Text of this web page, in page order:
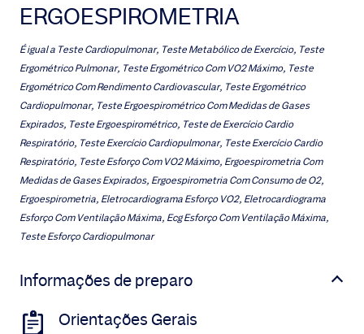
ERGOESPIROMETRIA
É igual a Teste Cardiopulmonar, Teste Metabólico de Exercício, Teste
Ergométrico Pulmonar, Teste Ergométrico Com VO2 Máximo, Teste
Ergométrico Com Rendimento Cardiovascular, Teste Ergométrico
Cardiopulmonar, Teste Ergoespirométrico Com Medidas de Gases
Expirados, Teste Ergoespirométrico, Teste de Exercício Cardio
Respiratório, Teste Exercício Cardiopulmonar, Teste Exercício Cardio
Respiratório, Teste Esforço Com VO2 Máximo, Ergoespirometria Com
Medidas de Gases Expirados, Ergoespirometria Com Consumo de O2,
Ergoespirometria, Eletrocardiograma Esforço VO2, Eletrocardiograma
Esforço Com Ventilação Máxima, Ecg Esforço Com Ventilação Máxima,
Teste Esforço Cardiopulmonar
Informações de preparo
Orientações Gerais